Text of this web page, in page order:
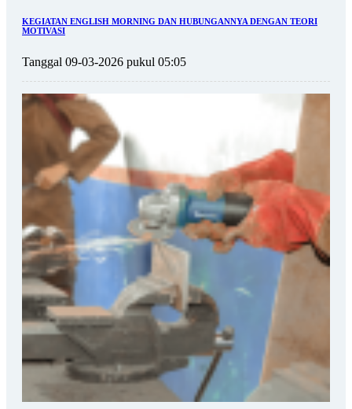
KEGIATAN ENGLISH MORNING DAN HUBUNGANNYA DENGAN TEORI
MOTIVASI
Tanggal 09-03-2026 pukul 05:05